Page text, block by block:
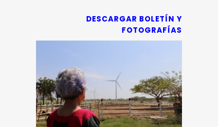
DESCARGAR BOLETÍN Y
FOTOGRAFÍAS